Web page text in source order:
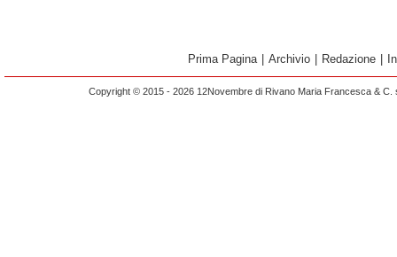
Prima Pagina Archivio Redazione
Copyright © 2015 - 2026 12Novembre di Rivano Maria Francesca &